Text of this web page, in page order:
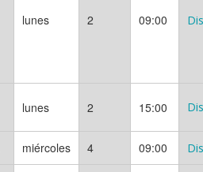
lunes 2 09:00
lunes 2 15:00
miércoles 4 09:00